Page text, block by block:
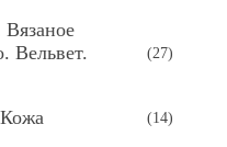
Вельвет.
(27)
(14)